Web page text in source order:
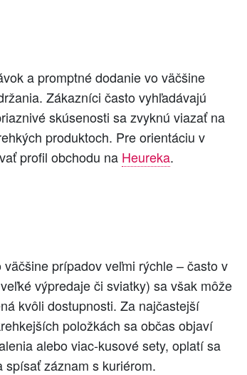
a promptné dodanie vo väčšine
Zákazníci často vyhľadávajú
skúsenosti sa zvyknú viazať na
produktoch. Pre orientáciu v
profil obchodu na Heureka.
prípadov veľmi rýchle – často v
výpredaje či sviatky) sa však môže
kvôli dostupnosti. Za najčastejší
položkách sa občas objaví
alebo viac-kusové sety, oplatí sa
záznam s kuriérom.